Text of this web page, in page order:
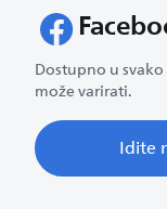
Dostupno u
može varirati.
Idite